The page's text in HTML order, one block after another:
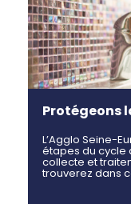
Protégeons
L’Agglo Seine-
étapes du cycle
collecte et
trouverez dans